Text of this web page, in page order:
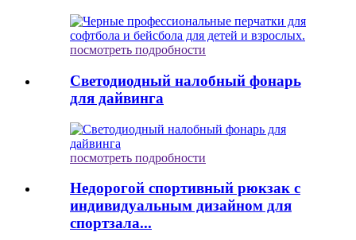
посмотреть подробности
Светодиодный налобный фонарь
для дайвинга
посмотреть подробности
Недорогой спортивный рюкзак с
индивидуальным дизайном для
спортзала...